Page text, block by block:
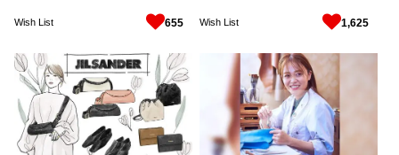
655
Wish List 1,625
Wish List